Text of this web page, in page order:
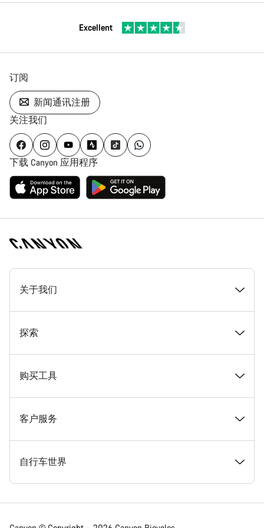
Excellent
订阅
新闻通讯注册
关注我们
下载 Canyon 应用程序
[footer.linksList.title]
关于我们
奖项
在 Canyon 工作
Canyon 新闻发布室
条款和条件
法律披露
探索
新闻和故事
提示和建议
Canyon Home Koblenz
会员礼遇
购买工具
找到您梦寐以求的 Canyon 自行车
现货自行车
找到您的 Canyon 尺寸
客户服务
支持中心
服务网点
自行车世界
公路车